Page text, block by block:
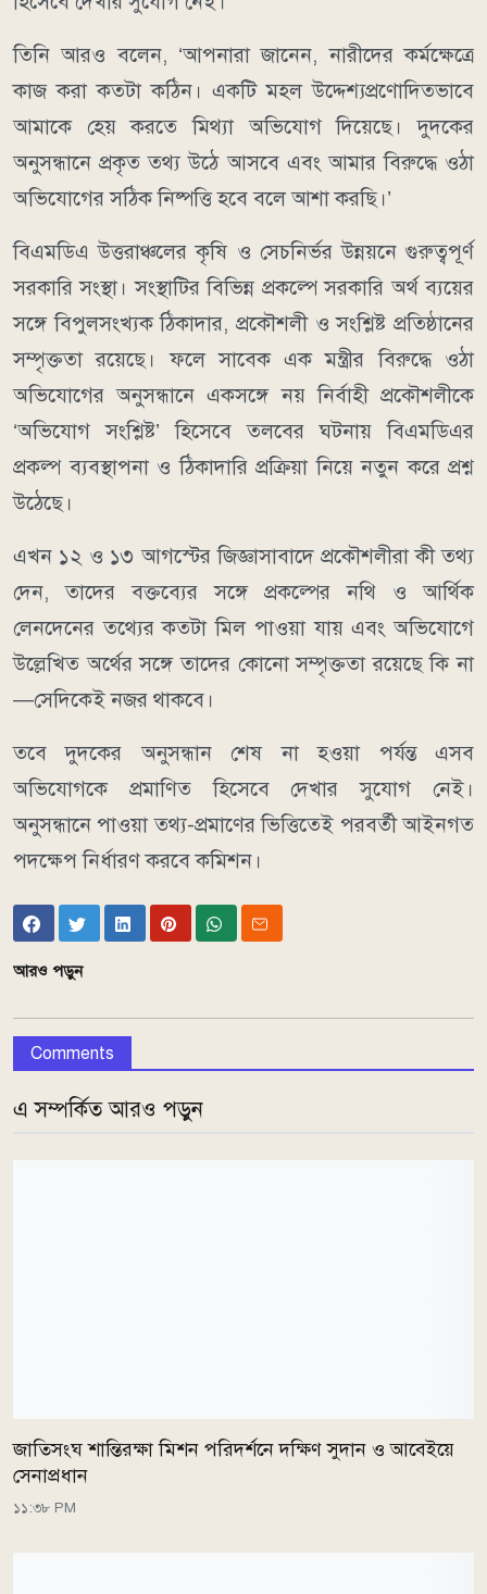
তিনি আরও বলেন, ‘আপনারা জানেন, নারীদের কর্মক্ষেত্রে
কাজ করা কতটা কঠিন। একটি মহল উদ্দেশ্যপ্রণোদিতভাবে
আমাকে হেয় করতে মিথ্যা অভিযোগ দিয়েছে। দুদকের
অনুসন্ধানে প্রকৃত তথ্য উঠে আসবে এবং আমার বিরুদ্ধে ওঠা
অভিযোগের সঠিক নিষ্পত্তি হবে বলে আশা করছি।’
বিএমডিএ উত্তরাঞ্চলের কৃষি ও সেচনির্ভর উন্নয়নে গুরুত্বপূর্ণ
সরকারি সংস্থা। সংস্থাটির বিভিন্ন প্রকল্পে সরকারি অর্থ ব্যয়ের
সঙ্গে বিপুলসংখ্যক ঠিকাদার, প্রকৌশলী ও সংশ্লিষ্ট প্রতিষ্ঠানের
সম্পৃক্ততা রয়েছে। ফলে সাবেক এক মন্ত্রীর বিরুদ্ধে ওঠা
অভিযোগের অনুসন্ধানে একসঙ্গে নয় নির্বাহী প্রকৌশলীকে
‘অভিযোগ সংশ্লিষ্ট’ হিসেবে তলবের ঘটনায় বিএমডিএর
প্রকল্প ব্যবস্থাপনা ও ঠিকাদারি প্রক্রিয়া নিয়ে নতুন করে প্রশ্ন
উঠেছে।
এখন ১২ ও ১৩ আগস্টের জিজ্ঞাসাবাদে প্রকৌশলীরা কী তথ্য
দেন, তাদের বক্তব্যের সঙ্গে প্রকল্পের নথি ও আর্থিক
লেনদেনের তথ্যের কতটা মিল পাওয়া যায় এবং অভিযোগে
উল্লেখিত অর্থের সঙ্গে তাদের কোনো সম্পৃক্ততা রয়েছে কি না
—সেদিকেই নজর থাকবে।
তবে দুদকের অনুসন্ধান শেষ না হওয়া পর্যন্ত এসব
অভিযোগকে প্রমাণিত হিসেবে দেখার সুযোগ নেই।
অনুসন্ধানে পাওয়া তথ্য-প্রমাণের ভিত্তিতেই পরবর্তী আইনগত
পদক্ষেপ নির্ধারণ করবে কমিশন।
আরও পড়ুন
Comments
এ সম্পর্কিত আরও পড়ুন
জাতিসংঘ শান্তিরক্ষা মিশন পরিদর্শনে দক্ষিণ সুদান ও আবেইয়ে
সেনাপ্রধান
১১:৩৮ PM